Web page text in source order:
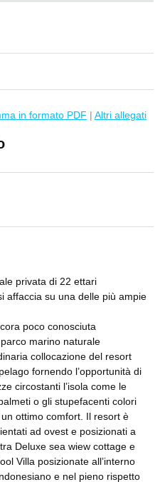
in formato PDF | Altri allegati
privata di 22 ettari
affaccia su una delle più ampie
poco conosciuta
marino naturale
collocazione del resort
fornendo l’opportunità di
circostanti l’isola come le
o gli stupefacenti colori
ottimo comfort. Il resort è
ad ovest e posizionati a
Deluxe sea wiew cottage e
Villa posizionate all’interno
e nel pieno rispetto